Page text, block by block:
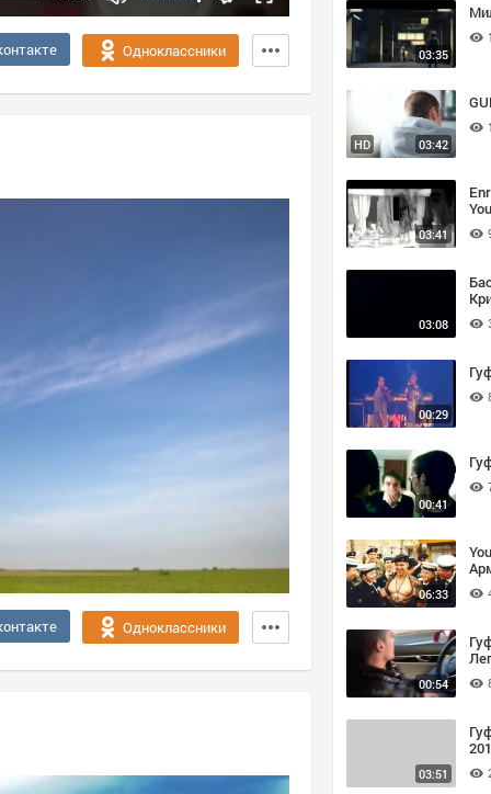
Качество:
360p
720p
Одноклассники
Одноклассники
03:35
03:42
HD
03:41
03:08
00:29
00:41
06:33
00:54
03:51